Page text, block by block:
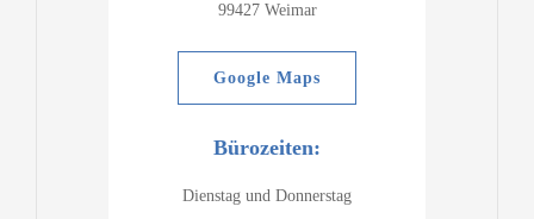
99427 Weimar
Google Maps
Bürozeiten:
Dienstag und Donnerstag